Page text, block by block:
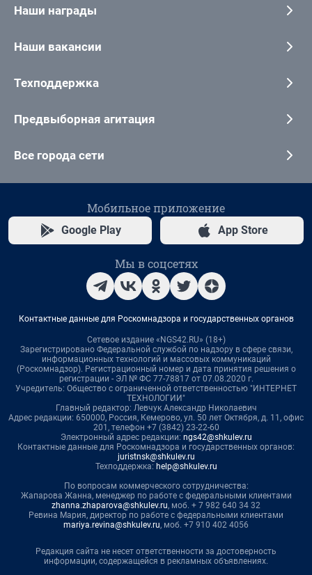
Наши награды
Наши вакансии
Техподдержка
Предвыборная агитация
Все города сети
Мобильное приложение
Google Play App Store
Мы в соцсетях
Контактные данные для Роскомнадзора и государственных органов
Сетевое издание «NGS42.RU» (18+)
Зарегистрировано Федеральной службой по надзору в сфере связи,
информационных технологий и массовых коммуникаций
(Роскомнадзор). Регистрационный номер и дата принятия решения о
регистрации - ЭЛ № ФС 77-78817 от 07.08.2020 г.
Учредитель: Общество с ограниченной ответственностью "ИНТЕРНЕТ
ТЕХНОЛОГИИ"
Главный редактор: Левчук Александр Николаевич
Адрес редакции: 650000, Россия, Кемерово, ул. 50 лет Октября, д. 11, офис
201, телефон +7 (3842) 23-22-60
Электронный адрес редакции: ngs42@shkulev.ru
Контактные данные для Роскомнадзора и государственных органов:
juristnsk@shkulev.ru
Техподдержка: help@shkulev.ru
По вопросам коммерческого сотрудничества:
Жапарова Жанна, менеджер по работе с федеральными клиентами
zhanna.zhaparova@shkulev.ru, моб. + 7 982 640 34 32
Ревина Мария, директор по работе с федеральными клиентами
mariya.revina@shkulev.ru, моб. +7 910 402 4056
Редакция сайта не несет ответственности за достоверность
информации, содержащейся в рекламных объявлениях.